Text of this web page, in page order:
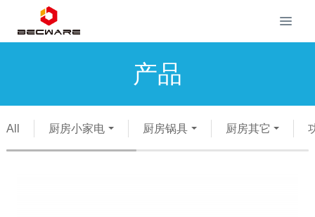
产品
All 厨房小家电 厨房锅具 厨房其它